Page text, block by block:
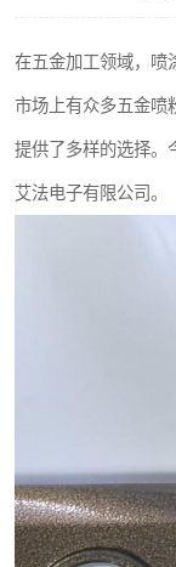
在五金加工领域，喷
市场上有众多五金喷
提供了多样的选择
艾法电子有限公司。